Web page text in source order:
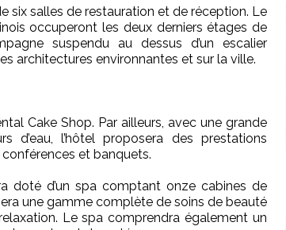
six salles de restauration et de réception. Le
occuperont les deux derniers étages de
suspendu au dessus d’un escalier
architectures environnantes et sur la ville.
Cake Shop. Par ailleurs, avec une grande
d’eau, l’hôtel proposera des prestations
et banquets.
doté d’un spa comptant onze cabines de
une gamme complète de soins de beauté
Le spa comprendra également un